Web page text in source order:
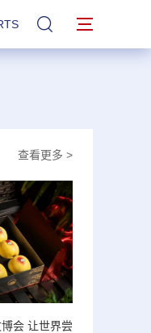
站内搜索
查看更多 >
会 让世界尝